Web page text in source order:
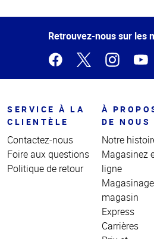
de la
Retrouvez-nous sur les
SERVICE À LA
CLIENTÈLE
Contactez-nous
Foire aux questions
Politique de retour
À
DE NOUS
Notre
Magasinez
ligne
magasin
Express
Carrières